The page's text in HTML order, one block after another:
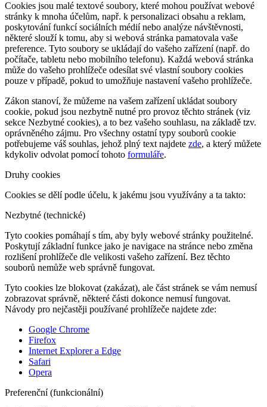
Cookies jsou malé textové soubory, které mohou používat webové
stránky k mnoha účelům, např. k personalizaci obsahu a reklam,
poskytování funkcí sociálních médií nebo analýze návštěvnosti,
některé slouží k tomu, aby si webová stránka pamatovala vaše
preference. Tyto soubory se ukládají do vašeho zařízení (např. do
počítače, tabletu nebo mobilního telefonu). Každá webová stránka
může do vašeho prohlížeče odesílat své vlastní soubory cookies
pouze v případě, pokud to umožňuje nastavení vašeho prohlížeče.
Zákon stanoví, že můžeme na vašem zařízení ukládat soubory
cookie, pokud jsou nezbytně nutné pro provoz těchto stránek (viz
sekce Nezbytné cookies), a to bez vašeho souhlasu, na základě tzv.
oprávněného zájmu. Pro všechny ostatní typy souborů cookie
potřebujeme váš souhlas, jehož plný text najdete zde, a který můžete
kdykoliv odvolat pomocí tohoto formuláře.
Druhy cookies
Cookies se dělí podle účelu, k jakému jsou využívány a ta takto:
Nezbytné (technické)
Tyto cookies pomáhají s tím, aby byly webové stránky použitelné.
Poskytují základní funkce jako je navigace na stránce nebo změna
rozlišení prohlížeče dle velikosti vašeho zařízení. Bez těchto
souborů nemůže web správně fungovat.
Tyto cookies lze blokovat (zakázat), ale část stránek se vám nemusí
zobrazovat správně, některé části dokonce nemusí fungovat.
Návody pro nejčastěji používané prohlížeče najdete zde:
Google Chrome
Firefox
Internet Explorer a Edge
Safari
Opera
Preferenční (funkcionální)